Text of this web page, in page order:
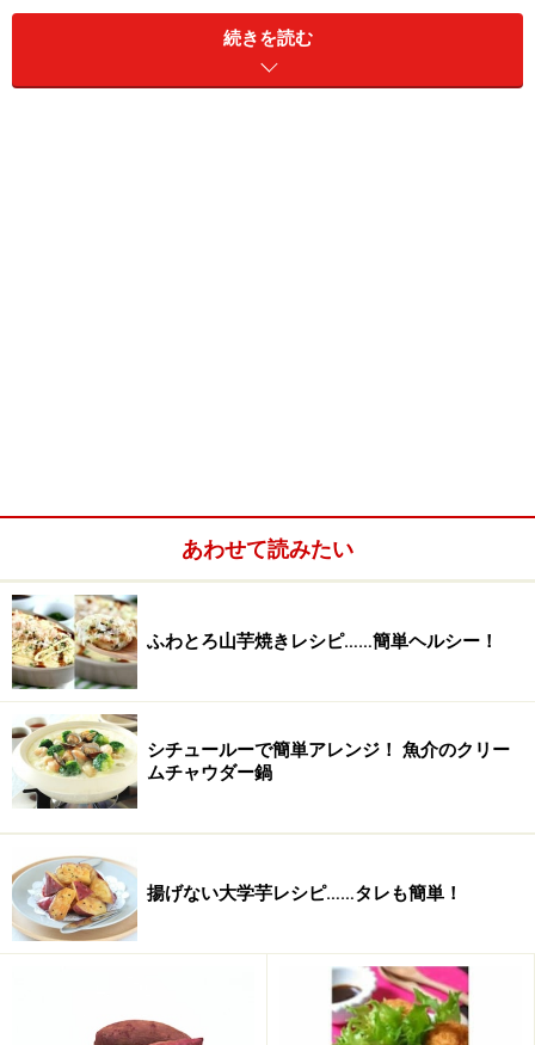
マヨネーズ 大さじ2
オリーブオイル 大さじ1 ※お好みで。
チーズ 大さじ1 ※お好みで。
スパイス
続きを読む
あわせて読みたい
ふわとろ山芋焼きレシピ……簡単ヘルシー！
シチュールーで簡単アレンジ！ 魚介のクリー
ムチャウダー鍋
揚げない大学芋レシピ……タレも簡単！